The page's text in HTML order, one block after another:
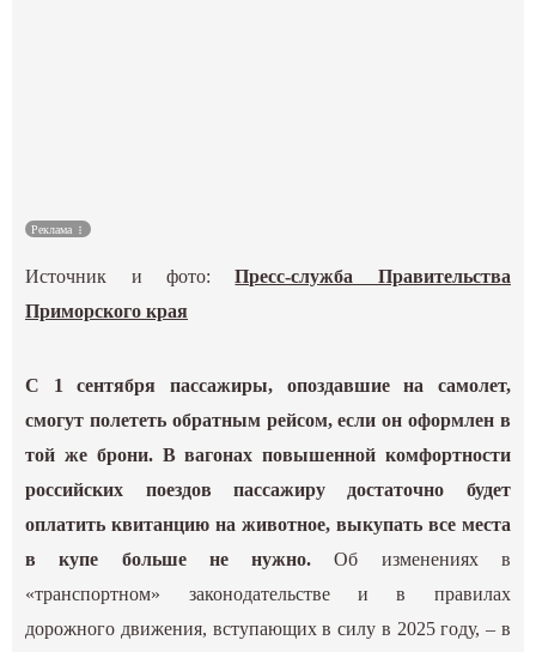
Реклама
Источник и фото:Пресс-служба Правительства
Приморского края
С 1 сентября пассажиры, опоздавшие на самолет,
смогут полететь обратным рейсом, если он оформлен в
той же брони. В вагонах повышенной комфортности
российских поездов пассажиру достаточно будет
оплатить квитанцию на животное, выкупать все места
в купе больше не нужно.Об изменениях в
«транспортном» законодательстве и в правилах
дорожного движения, вступающих в силу в 2025 году, – в